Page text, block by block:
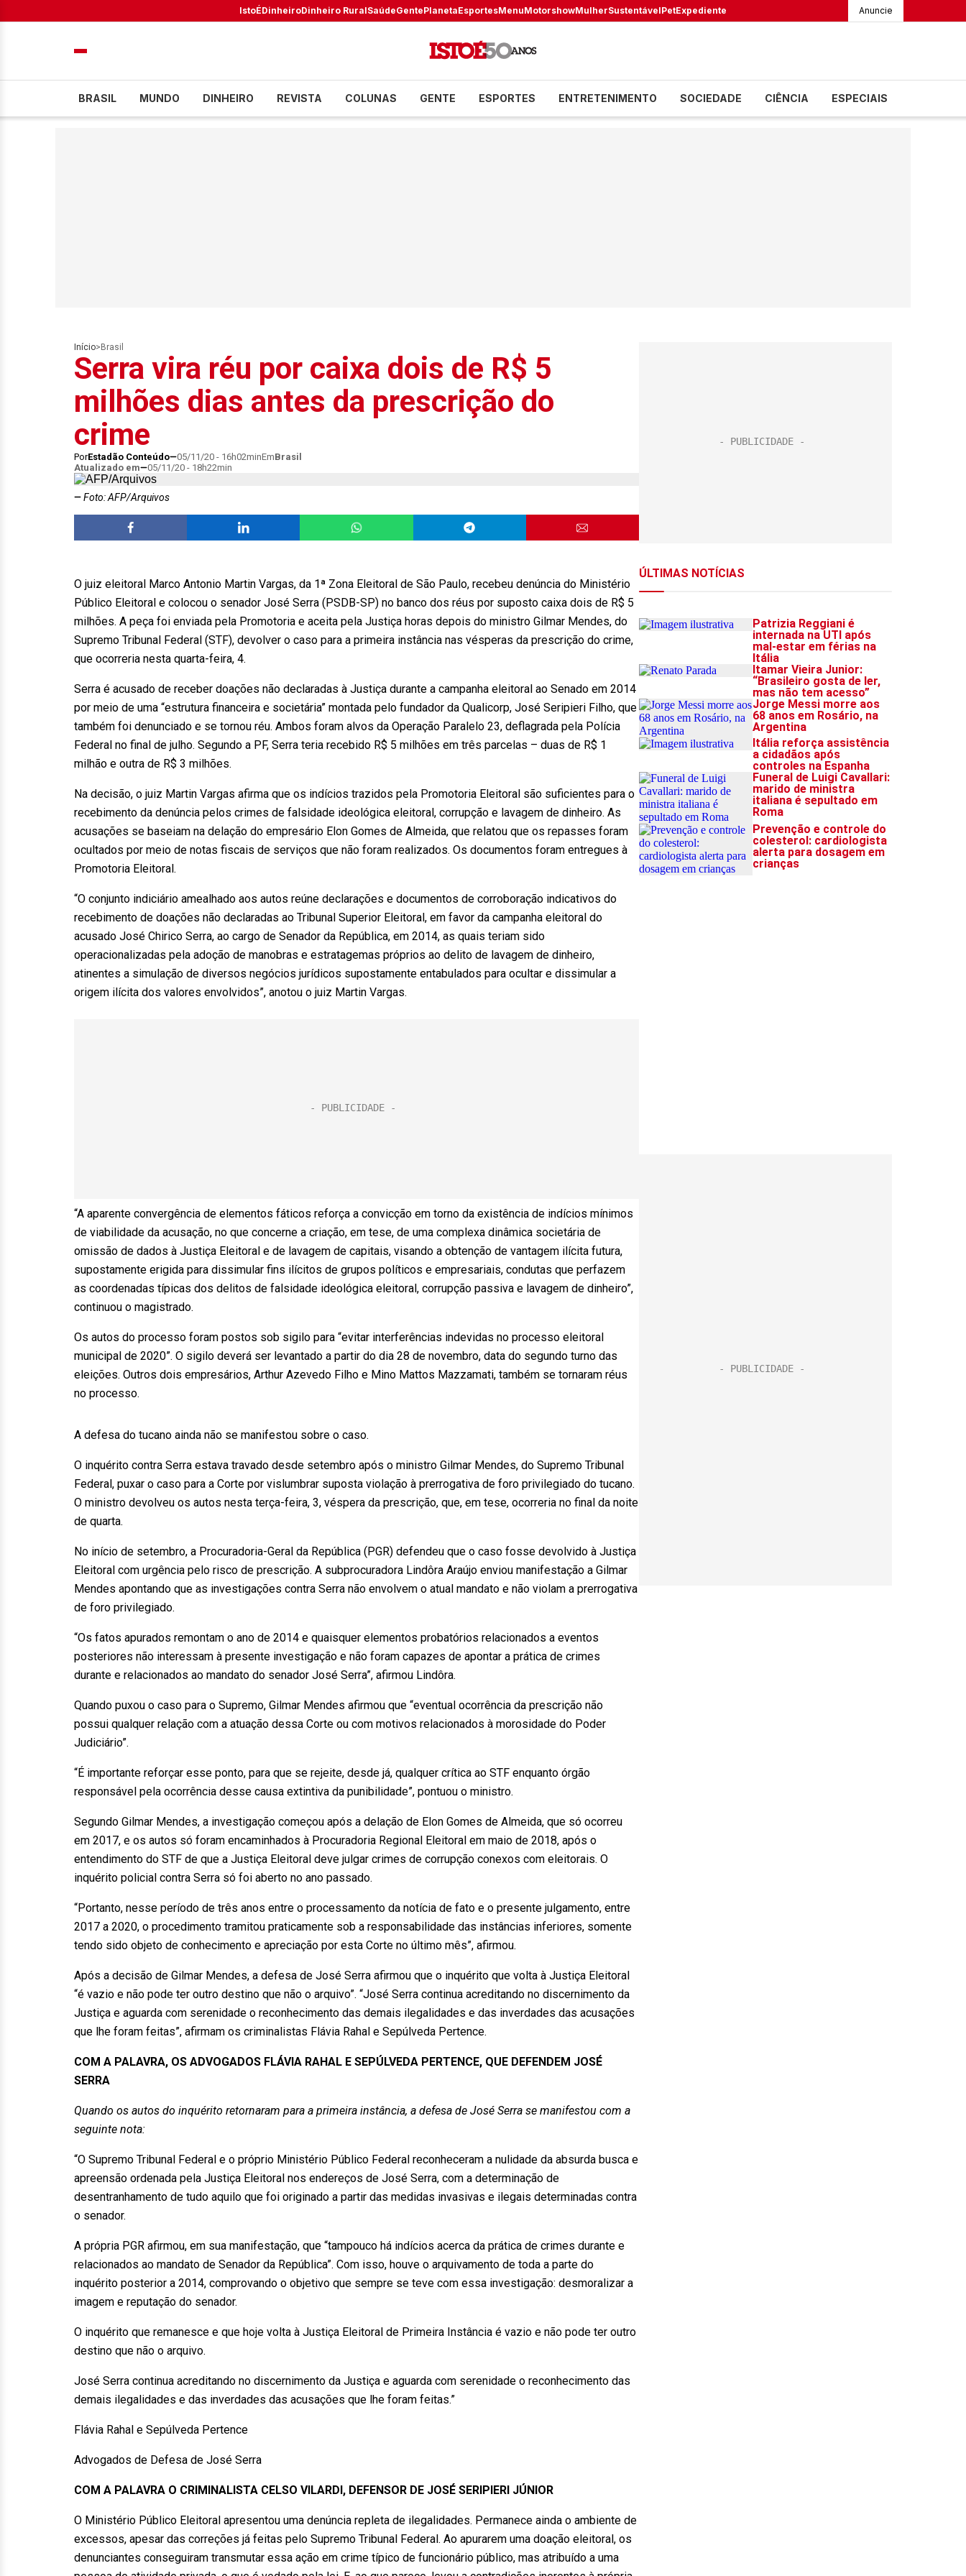
IstoÉDinheiroDinheiro RuralSaúdeGentePlanetaEsportesMenuMotorshowMulherSustentávelPetExpediente Anuncie
BRASIL MUNDO DINHEIRO REVISTA COLUNAS GENTE ESPORTES ENTRETENIMENTO SOCIEDADE CIÊNCIA ESPECIAIS
Início> Brasil
Serra vira réu por caixa dois de R$ 5
milhões dias antes da prescrição do
crime
PorEstadão Conteúdo 05/11/20 - 16h02minEmBrasil
Atualizado em
05/11/20 - 18h22min
Foto: AFP/Arquivos
O juiz eleitoral Marco Antonio Martin Vargas, da 1ª Zona Eleitoral de São Paulo, recebeu denúncia do Ministério
Público Eleitoral e colocou o senador José Serra (PSDB-SP) no banco dos réus por suposto caixa dois de R$ 5
milhões. A peça foi enviada pela Promotoria e aceita pela Justiça horas depois do ministro Gilmar Mendes, do
Supremo Tribunal Federal (STF), devolver o caso para a primeira instância nas vésperas da prescrição do crime,
que ocorreria nesta quarta-feira, 4.
Serra é acusado de receber doações não declaradas à Justiça durante a campanha eleitoral ao Senado em 2014
por meio de uma “estrutura financeira e societária” montada pelo fundador da Qualicorp, José Seripieri Filho, que
também foi denunciado e se tornou réu. Ambos foram alvos da Operação Paralelo 23, deflagrada pela Polícia
Federal no final de julho. Segundo a PF, Serra teria recebido R$ 5 milhões em três parcelas – duas de R$ 1
milhão e outra de R$ 3 milhões.
Na decisão, o juiz Martin Vargas afirma que os indícios trazidos pela Promotoria Eleitoral são suficientes para o
recebimento da denúncia pelos crimes de falsidade ideológica eleitoral, corrupção e lavagem de dinheiro. As
acusações se baseiam na delação do empresário Elon Gomes de Almeida, que relatou que os repasses foram
ocultados por meio de notas fiscais de serviços que não foram realizados. Os documentos foram entregues à
Promotoria Eleitoral.
“O conjunto indiciário amealhado aos autos reúne declarações e documentos de corroboração indicativos do
recebimento de doações não declaradas ao Tribunal Superior Eleitoral, em favor da campanha eleitoral do
acusado José Chirico Serra, ao cargo de Senador da República, em 2014, as quais teriam sido
operacionalizadas pela adoção de manobras e estratagemas próprios ao delito de lavagem de dinheiro,
atinentes a simulação de diversos negócios jurídicos supostamente entabulados para ocultar e dissimular a
origem ilícita dos valores envolvidos”, anotou o juiz Martin Vargas.
“A aparente convergência de elementos fáticos reforça a convicção em torno da existência de indícios mínimos
de viabilidade da acusação, no que concerne a criação, em tese, de uma complexa dinâmica societária de
omissão de dados à Justiça Eleitoral e de lavagem de capitais, visando a obtenção de vantagem ilícita futura,
supostamente erigida para dissimular fins ilícitos de grupos políticos e empresariais, condutas que perfazem
as coordenadas típicas dos delitos de falsidade ideológica eleitoral, corrupção passiva e lavagem de dinheiro”,
continuou o magistrado.
Os autos do processo foram postos sob sigilo para “evitar interferências indevidas no processo eleitoral
municipal de 2020”. O sigilo deverá ser levantado a partir do dia 28 de novembro, data do segundo turno das
eleições. Outros dois empresários, Arthur Azevedo Filho e Mino Mattos Mazzamati, também se tornaram réus
no processo.
A defesa do tucano ainda não se manifestou sobre o caso.
O inquérito contra Serra estava travado desde setembro após o ministro Gilmar Mendes, do Supremo Tribunal
Federal, puxar o caso para a Corte por vislumbrar suposta violação à prerrogativa de foro privilegiado do tucano.
O ministro devolveu os autos nesta terça-feira, 3, véspera da prescrição, que, em tese, ocorreria no final da noite
de quarta.
No início de setembro, a Procuradoria-Geral da República (PGR) defendeu que o caso fosse devolvido à Justiça
Eleitoral com urgência pelo risco de prescrição. A subprocuradora Lindôra Araújo enviou manifestação a Gilmar
Mendes apontando que as investigações contra Serra não envolvem o atual mandato e não violam a prerrogativa
de foro privilegiado.
“Os fatos apurados remontam o ano de 2014 e quaisquer elementos probatórios relacionados a eventos
posteriores não interessam à presente investigação e não foram capazes de apontar a prática de crimes
durante e relacionados ao mandato do senador José Serra”, afirmou Lindôra.
Quando puxou o caso para o Supremo, Gilmar Mendes afirmou que “eventual ocorrência da prescrição não
possui qualquer relação com a atuação dessa Corte ou com motivos relacionados à morosidade do Poder
Judiciário”.
“É importante reforçar esse ponto, para que se rejeite, desde já, qualquer crítica ao STF enquanto órgão
responsável pela ocorrência desse causa extintiva da punibilidade”, pontuou o ministro.
Segundo Gilmar Mendes, a investigação começou após a delação de Elon Gomes de Almeida, que só ocorreu
em 2017, e os autos só foram encaminhados à Procuradoria Regional Eleitoral em maio de 2018, após o
entendimento do STF de que a Justiça Eleitoral deve julgar crimes de corrupção conexos com eleitorais. O
inquérito policial contra Serra só foi aberto no ano passado.
“Portanto, nesse período de três anos entre o processamento da notícia de fato e o presente julgamento, entre
2017 a 2020, o procedimento tramitou praticamente sob a responsabilidade das instâncias inferiores, somente
tendo sido objeto de conhecimento e apreciação por esta Corte no último mês”, afirmou.
Após a decisão de Gilmar Mendes, a defesa de José Serra afirmou que o inquérito que volta à Justiça Eleitoral
“é vazio e não pode ter outro destino que não o arquivo”. “José Serra continua acreditando no discernimento da
Justiça e aguarda com serenidade o reconhecimento das demais ilegalidades e das inverdades das acusações
que lhe foram feitas”, afirmam os criminalistas Flávia Rahal e Sepúlveda Pertence.
COM A PALAVRA, OS ADVOGADOS FLÁVIA RAHAL E SEPÚLVEDA PERTENCE, QUE DEFENDEM JOSÉ
SERRA
Quando os autos do inquérito retornaram para a primeira instância, a defesa de José Serra se manifestou com a
seguinte nota:
“O Supremo Tribunal Federal e o próprio Ministério Público Federal reconheceram a nulidade da absurda busca e
apreensão ordenada pela Justiça Eleitoral nos endereços de José Serra, com a determinação de
desentranhamento de tudo aquilo que foi originado a partir das medidas invasivas e ilegais determinadas contra
o senador.
A própria PGR afirmou, em sua manifestação, que “tampouco há indícios acerca da prática de crimes durante e
relacionados ao mandato de Senador da República”. Com isso, houve o arquivamento de toda a parte do
inquérito posterior a 2014, comprovando o objetivo que sempre se teve com essa investigação: desmoralizar a
imagem e reputação do senador.
O inquérito que remanesce e que hoje volta à Justiça Eleitoral de Primeira Instância é vazio e não pode ter outro
destino que não o arquivo.
José Serra continua acreditando no discernimento da Justiça e aguarda com serenidade o reconhecimento das
demais ilegalidades e das inverdades das acusações que lhe foram feitas.”
Flávia Rahal e Sepúlveda Pertence
Advogados de Defesa de José Serra
COM A PALAVRA O CRIMINALISTA CELSO VILARDI, DEFENSOR DE JOSÉ SERIPIERI JÚNIOR
O Ministério Público Eleitoral apresentou uma denúncia repleta de ilegalidades. Permanece ainda o ambiente de
excessos, apesar das correções já feitas pelo Supremo Tribunal Federal. Ao apurarem uma doação eleitoral, os
denunciantes conseguiram transmutar essa ação em crime típico de funcionário público, mas atribuído a uma